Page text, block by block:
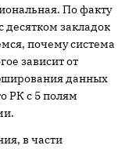
По факту
десятком закладок
почему система
зависит от
данных
РК с 5 полям
в части